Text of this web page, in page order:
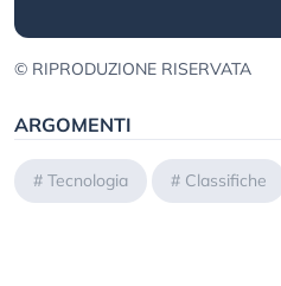
© RIPRODUZIONE RISERVATA
ARGOMENTI
# Tecnologia # Classifiche